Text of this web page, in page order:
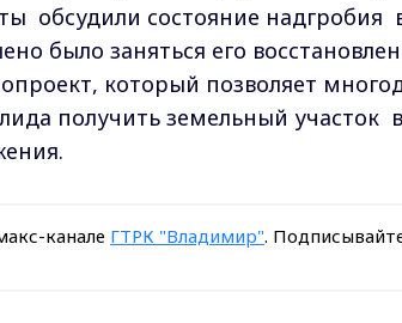
обсудили состояние надгробия
было заняться его
который позволяет
получить земельный участок
канале ГТРК "Владимир".